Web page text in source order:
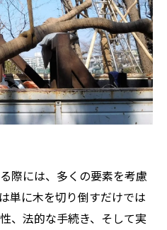
際には、多くの要素を考慮
単に木を切り倒すだけでは
、法的な手続き、そして実